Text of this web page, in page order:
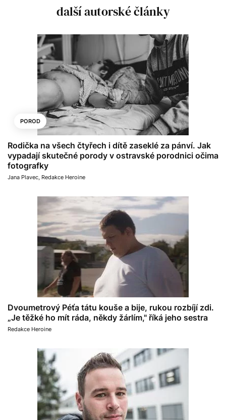
další autorské články
POROD
Rodička na všech čtyřech i dítě zaseklé za pánví. Jak
vypadají skutečné porody v ostravské porodnici očima
fotografky
Jana Plavec, Redakce Heroine
Dvoumetrový Péťa tátu kouše a bije, rukou rozbíjí zdi.
„Je těžké ho mít ráda, někdy žárlím," říká jeho sestra
Redakce Heroine